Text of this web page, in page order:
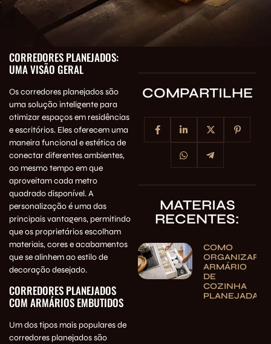
CORREDORES PLANEJADOS:
UMA VISÃO GERAL
Os corredores planejados são
uma solução inteligente para
otimizar espaços em residências
e escritórios. Eles oferecem uma
maneira funcional e estética de
conectar diferentes ambientes,
ao mesmo tempo em que
aproveitam cada metro
quadrado disponível. A
personalização é uma das
principais vantagens, permitindo
que os proprietários escolham
materiais, cores e acabamentos
que se alinhem ao estilo de
decoração desejado.
CORREDORES PLANEJADOS
COM ARMÁRIOS EMBUTIDOS
Um dos tipos mais populares de
corredores planejados são
COMPARTILHE
MATERIAS
RECENTES:
COMO
ORGANIZAR
ARMÁRIO
DE
COZINHA
PLANEJADA